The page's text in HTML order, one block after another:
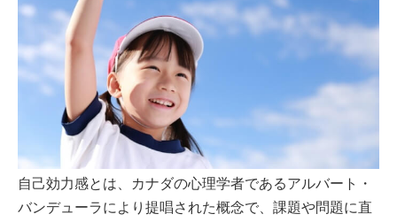
自己効力感とは、カナダの心理学者であるアルバート・
バンデューラにより提唱された概念で、課題や問題に直